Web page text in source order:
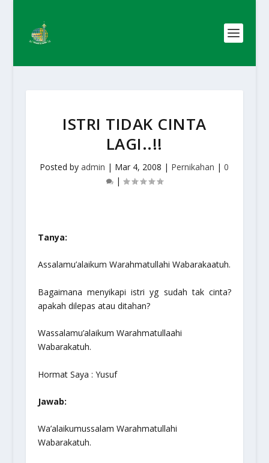
ISTRI TIDAK CINTA
LAGI..!!
Posted byadmin | Mar 4, 2008 | Pernikahan |0
|
Tanya:
Assalamu’alaikum Warahmatullahi Wabarakaatuh.
Bagaimana menyikapi istri yg sudah tak cinta?
apakah dilepas atau ditahan?
Wassalamu’alaikum Warahmatullaahi
Wabarakatuh.
Hormat Saya : Yusuf
Jawab:
Wa’alaikumussalam Warahmatullahi
Wabarakatuh.